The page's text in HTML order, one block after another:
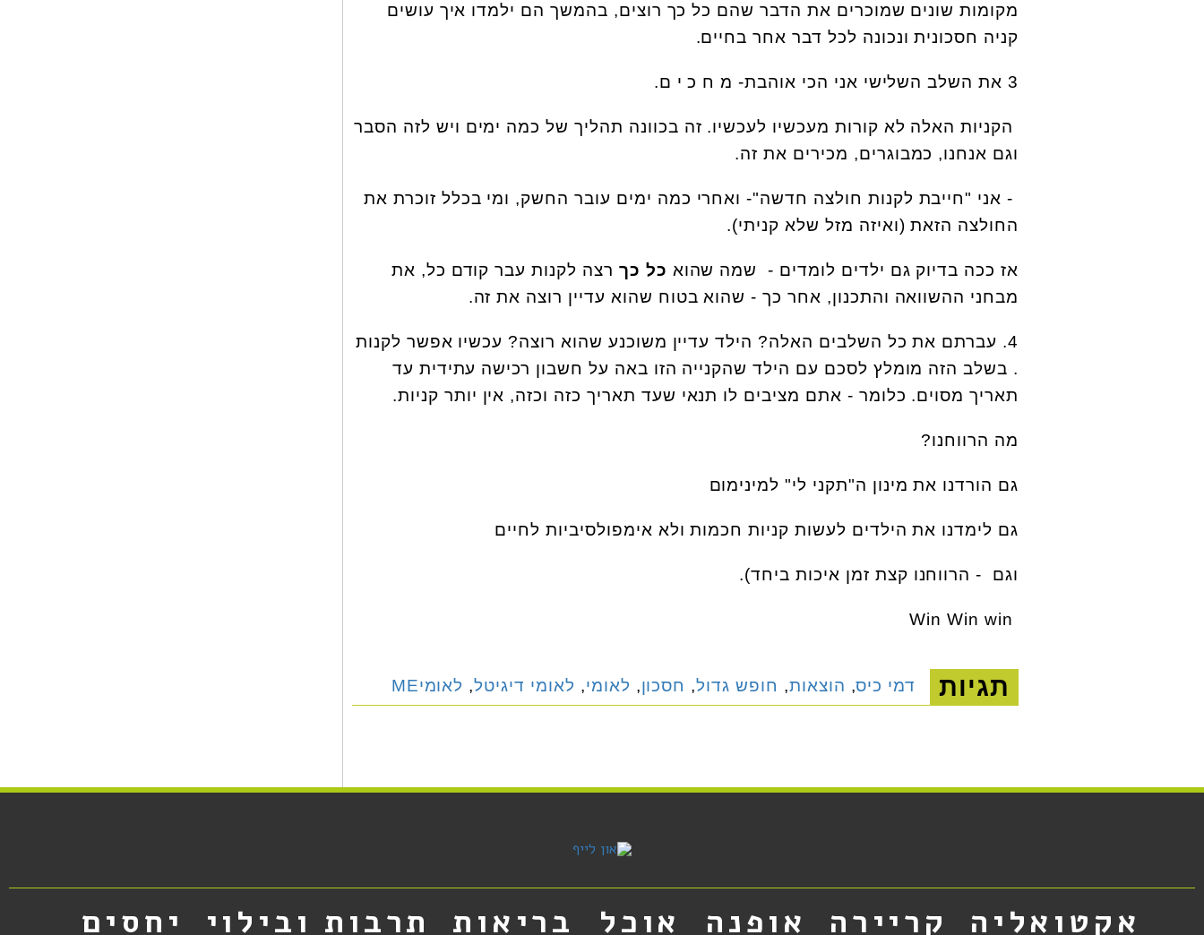
מקומות שונים שמוכרים את הדבר שהם כל כך רוצים, בהמשך הם ילמדו איך עושים
קניה חסכונית ונכונה לכל דבר אחר בחיים.
3 את השלב השלישי אני הכי אוהבת- מ ח כ י ם.
הקניות האלה לא קורות מעכשיו לעכשיו. זה בכוונה תהליך של כמה ימים ויש לזה הסבר
וגם אנחנו, כמבוגרים, מכירים את זה.
- אני "חייבת לקנות חולצה חדשה"- ואחרי כמה ימים עובר החשק, ומי בכלל זוכרת את
החולצה הזאת (ואיזה מזל שלא קניתי).
אז ככה בדיוק גם ילדים לומדים - שמה שהוא כל כך רצה לקנות עבר קודם כל, את
מבחני ההשוואה והתכנון, אחר כך - שהוא בטוח שהוא עדיין רוצה את זה.
4. עברתם את כל השלבים האלה? הילד עדיין משוכנע שהוא רוצה? עכשיו אפשר לקנות
. בשלב הזה מומלץ לסכם עם הילד שהקנייה הזו באה על חשבון רכישה עתידית עד
תאריך מסוים. כלומר - אתם מציבים לו תנאי שעד תאריך כזה וכזה, אין יותר קניות.
מה הרווחנו?
גם הורדנו את מינון ה"תקני לי" למינימום
גם לימדנו את הילדים לעשות קניות חכמות ולא אימפולסיביות לחיים
וגם - הרווחנו קצת זמן איכות ביחד).
תגיות דמי כיס, הוצאות, חופש גדול, חסכון, לאומי, לאומי דיגיטל, לאומיME
אקטואליה קריירה אופנה אוכל בריאות תרבות ובילוי יחסים